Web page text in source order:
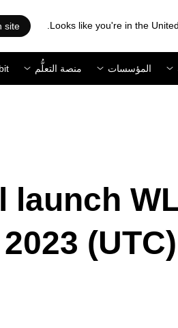
Looks like you're in the
site
المؤسسات منصة التعلُّم
launch
(UTC)